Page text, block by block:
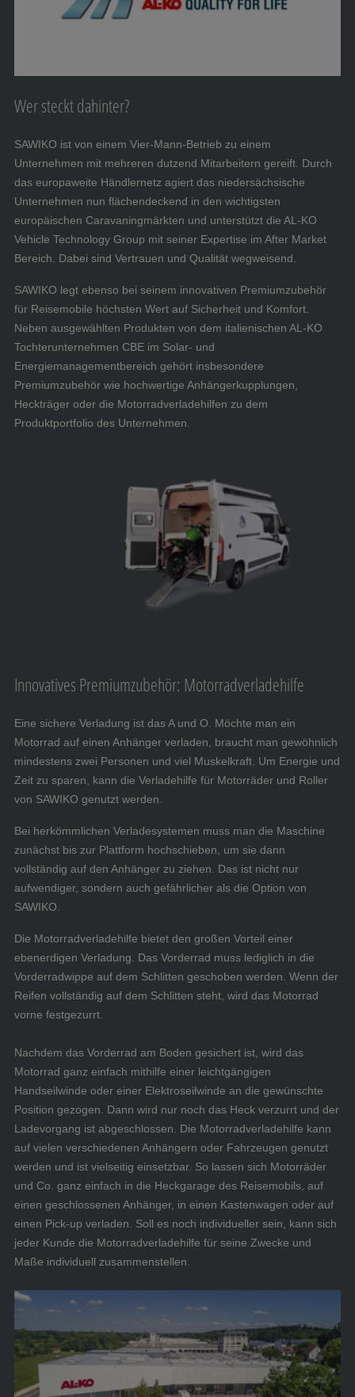
Wer steckt dahinter?
SAWIKO ist von einem Vier-Mann-Betrieb zu einem
Unternehmen mit mehreren dutzend Mitarbeitern gereift. Durch
das europaweite Händlernetz agiert das niedersächsische
Unternehmen nun flächendeckend in den wichtigsten
europäischen Caravaningmärkten und unterstützt die AL-KO
Vehicle Technology Group mit seiner Expertise im After Market
Bereich. Dabei sind Vertrauen und Qualität wegweisend.
SAWIKO legt ebenso bei seinem innovativen Premiumzubehör
für Reisemobile höchsten Wert auf Sicherheit und Komfort.
Neben ausgewählten Produkten von dem italienischen AL-KO
Tochterunternehmen CBE im Solar- und
Energiemanagementbereich gehört insbesondere
Premiumzubehör wie hochwertige Anhängerkupplungen,
Heckträger oder die Motorradverladehilfen zu dem
Produktportfolio des Unternehmen.
Innovatives Premiumzubehör: Motorradverladehilfe
Eine sichere Verladung ist das A und O. Möchte man ein
Motorrad auf einen Anhänger verladen, braucht man gewöhnlich
mindestens zwei Personen und viel Muskelkraft. Um Energie und
Zeit zu sparen, kann die Verladehilfe für Motorräder und Roller
von SAWIKO genutzt werden.
Bei herkömmlichen Verladesystemen muss man die Maschine
zunächst bis zur Plattform hochschieben, um sie dann
vollständig auf den Anhänger zu ziehen. Das ist nicht nur
aufwendiger, sondern auch gefährlicher als die Option von
SAWIKO.
Die Motorradverladehilfe bietet den großen Vorteil einer
ebenerdigen Verladung. Das Vorderrad muss lediglich in die
Vorderradwippe auf dem Schlitten geschoben werden. Wenn der
Reifen vollständig auf dem Schlitten steht, wird das Motorrad
vorne festgezurrt.
Nachdem das Vorderrad am Boden gesichert ist, wird das
Motorrad ganz einfach mithilfe einer leichtgängigen
Handseilwinde oder einer Elektroseilwinde an die gewünschte
Position gezogen. Dann wird nur noch das Heck verzurrt und der
Ladevorgang ist abgeschlossen. Die Motorradverladehilfe kann
auf vielen verschiedenen Anhängern oder Fahrzeugen genutzt
werden und ist vielseitig einsetzbar. So lassen sich Motorräder
und Co. ganz einfach in die Heckgarage des Reisemobils, auf
einen geschlossenen Anhänger, in einen Kastenwagen oder auf
einen Pick-up verladen. Soll es noch individueller sein, kann sich
jeder Kunde die Motorradverladehilfe für seine Zwecke und
Maße individuell zusammenstellen.